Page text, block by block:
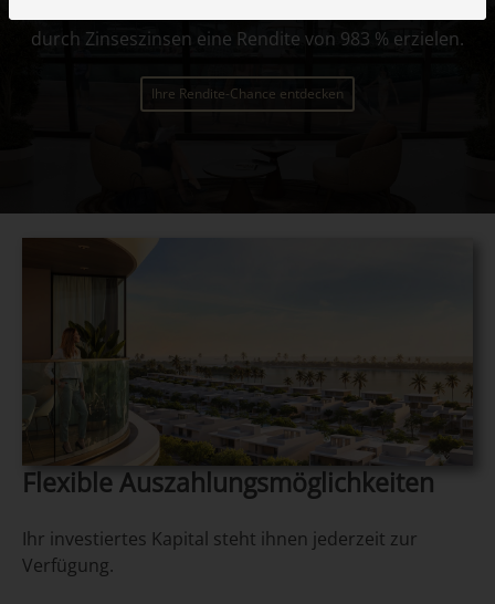
durch Zinseszinsen eine Rendite von 983 % erzielen.
Ihre Rendite-Chance entdecken
Flexible Auszahlungsmöglichkeiten
Ihr investiertes Kapital steht ihnen jederzeit zur
Verfügung.